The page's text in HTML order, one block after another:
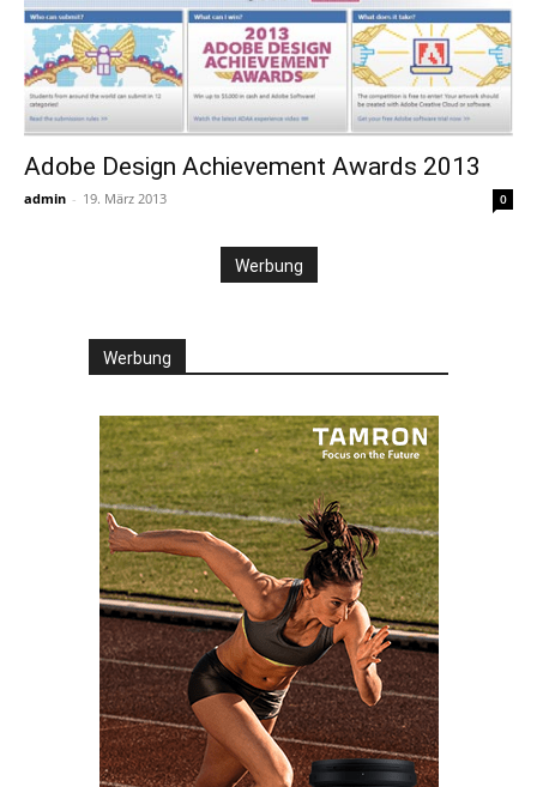
Adobe Design Achievement Awards 2013
admin - 19. März 2013 0
Werbung
Werbung